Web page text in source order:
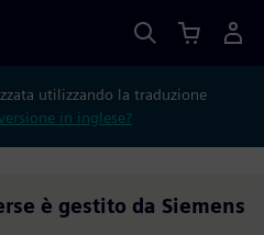
utilizzando la traduzione
in inglese?
è gestito da Siemens